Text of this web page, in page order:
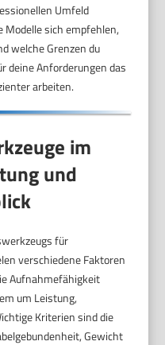
Umfeld
sich empfehlen,
welche Grenzen du
deine Anforderungen das
arbeiten.
im
und
für
verschiedene Faktoren
Aufnahmefähigkeit
um Leistung,
Kriterien sind die
Gewicht